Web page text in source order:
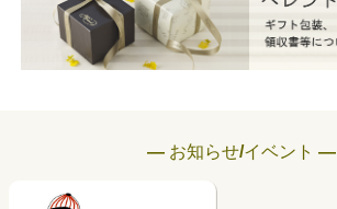
― お知らせ/イベント ―